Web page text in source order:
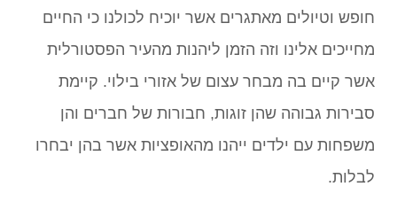
חופש וטיולים מאתגרים אשר יוכיח לכולנו כי החיים
מחייכים אלינו וזה הזמן ליהנות מהעיר הפסטורלית
אשר קיים בה מבחר עצום של אזורי בילוי. קיימת
סבירות גבוהה שהן זוגות, חבורות של חברים והן
משפחות עם ילדים ייהנו מהאופציות אשר בהן יבחרו
לבלות.